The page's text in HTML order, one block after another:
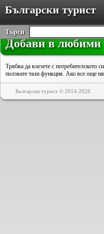
Български турист
Търси
Добави в любими
Трябва да влезете с потребителското
ползвате тази функция. Ако все още
Български турист © 2014-2026